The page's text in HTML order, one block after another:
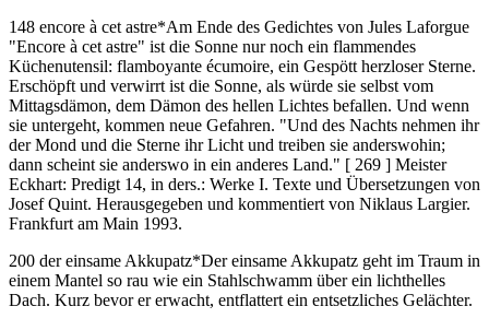
148 encore à cet astre*Am Ende des Gedichtes von Jules Laforgue
"Encore à cet astre" ist die Sonne nur noch ein flammendes
Küchenutensil: flamboyante écumoire, ein Gespött herzloser Sterne.
Erschöpft und verwirrt ist die Sonne, als würde sie selbst vom
Mittagsdämon, dem Dämon des hellen Lichtes befallen. Und wenn
sie untergeht, kommen neue Gefahren. "Und des Nachts nehmen ihr
der Mond und die Sterne ihr Licht und treiben sie anderswohin;
dann scheint sie anderswo in ein anderes Land." [ 269 ] Meister
Eckhart: Predigt 14, in ders.: Werke I. Texte und Übersetzungen von
Josef Quint. Herausgegeben und kommentiert von Niklaus Largier.
Frankfurt am Main 1993.
200 der einsame Akkupatz*Der einsame Akkupatz geht im Traum in
einem Mantel so rau wie ein Stahlschwamm über ein lichthelles
Dach. Kurz bevor er erwacht, entflattert ein entsetzliches Gelächter.